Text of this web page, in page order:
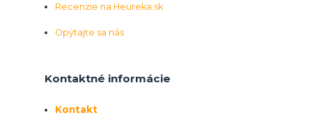
Recenzie na Heureka.sk
Opýtajte sa nás
Kontaktné informácie
Kontakt